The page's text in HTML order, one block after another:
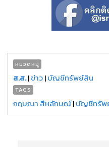
หมวดหมู่
ส.ส.|ข่าว|บัญชีทรัพย์สิน
TAGS
กฤษณา สีหลักษณ์|บัญชีทรัพ